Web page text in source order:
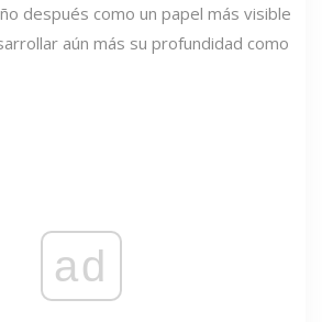
después como un papel más visible
aún más su profundidad como
ad